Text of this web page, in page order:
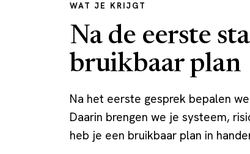
WAT JE KRIJGT
Na de eerste
bruikbaar plan
Na het eerste gesprek bepalen
Daarin brengen we je systeem,
heb je een bruikbaar plan in